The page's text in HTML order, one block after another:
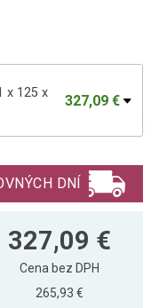
x 125 x
327,09 €
DNÍ
327,09 €
Cena bez DPH
265,93 €